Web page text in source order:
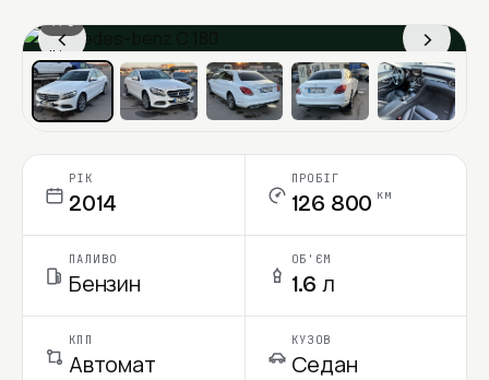
‹ ›
1 / 6
Ціна в місяць
РІК
2014
ПРОБІГ
126 800 км
ПАЛИВО
Бензин
ОБ'ЄМ
1.6 л
КПП
Автомат
КУЗОВ
Седан